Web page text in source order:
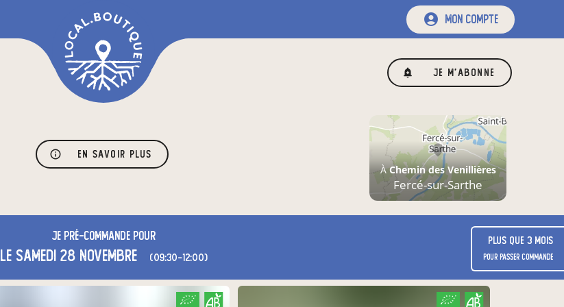
mon compte
Je m'abonne
En savoir plus
ÀChemin des Venillières
Fercé-sur-Sarthe
Je pré-commandepour
le samedi 28 novembre (09:30-12:00)
Plus que 3 mois
pour passer commande